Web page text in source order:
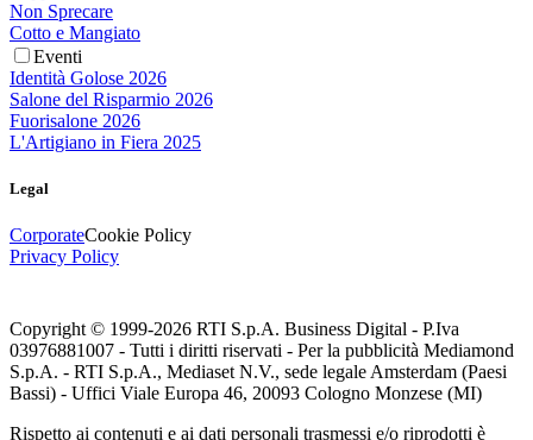
Non Sprecare
Cotto e Mangiato
Eventi
Identità Golose 2026
Salone del Risparmio 2026
Fuorisalone 2026
L'Artigiano in Fiera 2025
Legal
CorporateCookie Policy
Privacy Policy
Copyright © 1999-2026 RTI S.p.A. Business Digital - P.Iva
03976881007 - Tutti i diritti riservati - Per la pubblicità Mediamond
S.p.A. - RTI S.p.A., Mediaset N.V., sede legale Amsterdam (Paesi
Bassi) - Uffici Viale Europa 46, 20093 Cologno Monzese (MI)
Rispetto ai contenuti e ai dati personali trasmessi e/o riprodotti è